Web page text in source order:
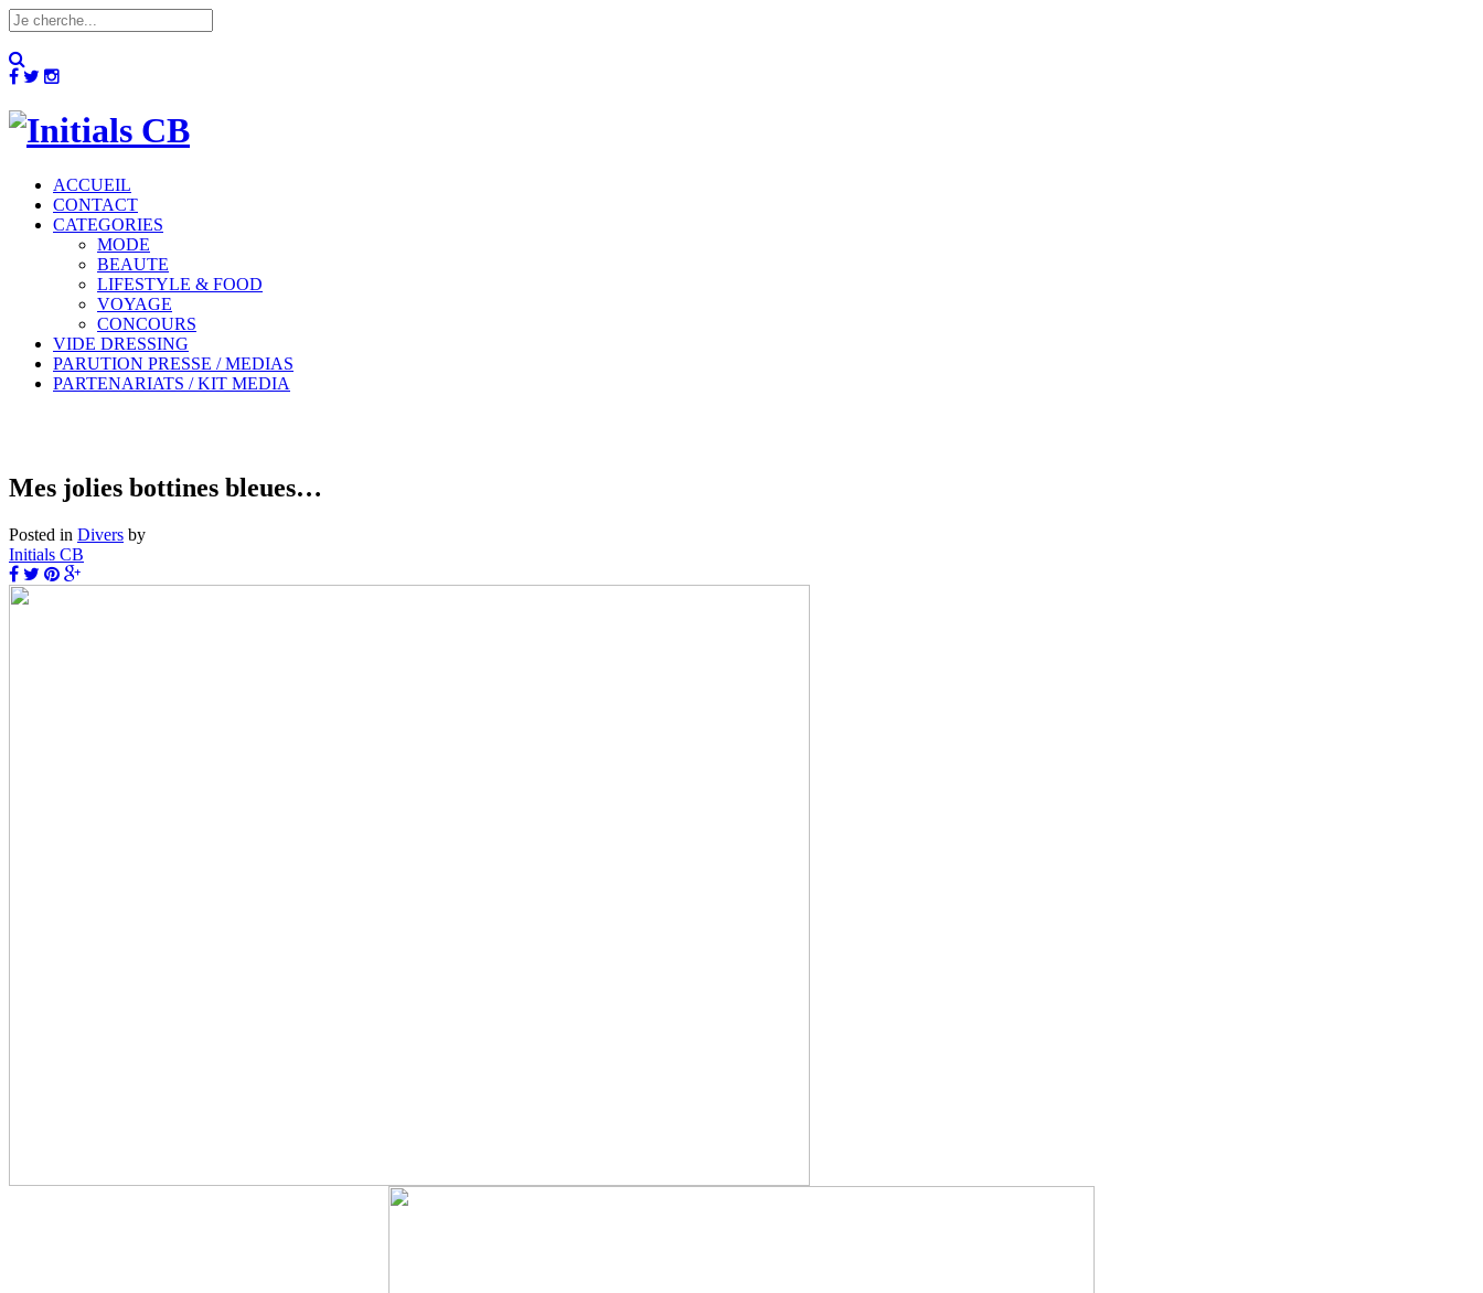
ACCUEIL
CONTACT
CATEGORIES
MODE
BEAUTE
LIFESTYLE & FOOD
VOYAGE
CONCOURS
VIDE DRESSING
PARUTION PRESSE / MEDIAS
PARTENARIATS / KIT MEDIA
Mes jolies bottines bleues…
Posted in Divers by
Initials CB